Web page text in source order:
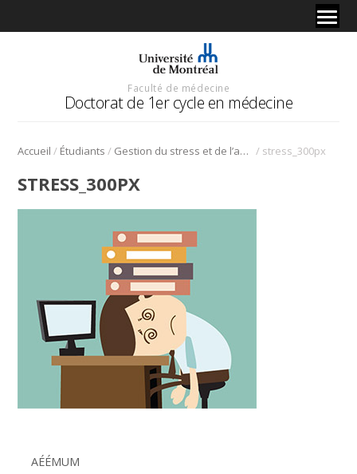
Faculté de médecine
Doctorat de 1er cycle en médecine
Accueil / Étudiants / Gestion du stress et de l’anxiété / stress_300px
AÉÉMUM
STRESS_300PX